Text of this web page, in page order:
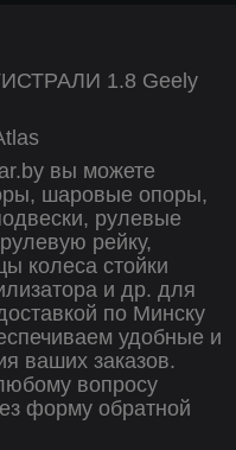
1.8 Geely
вы можете
шаровые опоры,
рулевые
рейку,
колеса стойки
и др. для
по Минску
удобные и
ваших заказов.
вопросу
форму обратной